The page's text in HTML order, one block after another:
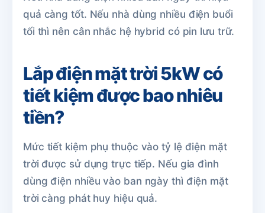
quả càng tốt. Nếu nhà dùng nhiều điện buổi
tối thì nên cân nhắc hệ hybrid có pin lưu trữ.
Lắp điện mặt trời 5kW có
tiết kiệm được bao nhiêu
tiền?
Mức tiết kiệm phụ thuộc vào tỷ lệ điện mặt
trời được sử dụng trực tiếp. Nếu gia đình
dùng điện nhiều vào ban ngày thì điện mặt
trời càng phát huy hiệu quả.